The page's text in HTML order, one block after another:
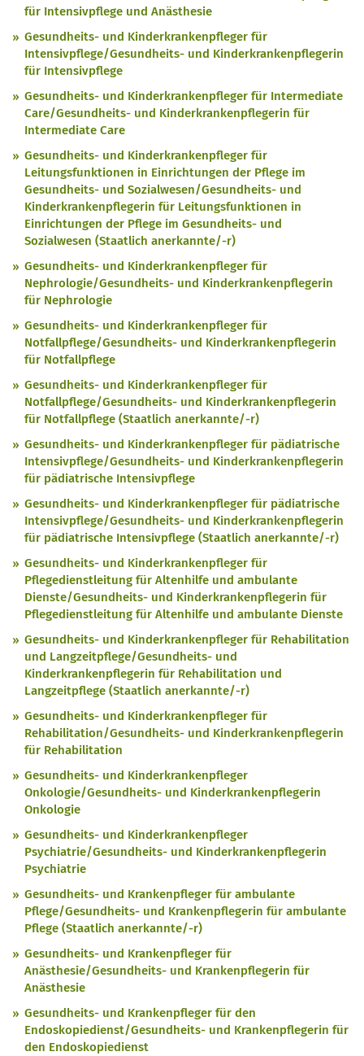
für Intensivpflege und Anästhesie
Gesundheits- und Kinderkrankenpfleger für
Intensivpflege/Gesundheits- und Kinderkrankenpflegerin
für Intensivpflege
Gesundheits- und Kinderkrankenpfleger für Intermediate
Care/Gesundheits- und Kinderkrankenpflegerin für
Intermediate Care
Gesundheits- und Kinderkrankenpfleger für
Leitungsfunktionen in Einrichtungen der Pflege im
Gesundheits- und Sozialwesen/Gesundheits- und
Kinderkrankenpflegerin für Leitungsfunktionen in
Einrichtungen der Pflege im Gesundheits- und
Sozialwesen (Staatlich anerkannte/-r)
Gesundheits- und Kinderkrankenpfleger für
Nephrologie/Gesundheits- und Kinderkrankenpflegerin
für Nephrologie
Gesundheits- und Kinderkrankenpfleger für
Notfallpflege/Gesundheits- und Kinderkrankenpflegerin
für Notfallpflege
Gesundheits- und Kinderkrankenpfleger für
Notfallpflege/Gesundheits- und Kinderkrankenpflegerin
für Notfallpflege (Staatlich anerkannte/-r)
Gesundheits- und Kinderkrankenpfleger für pädiatrische
Intensivpflege/Gesundheits- und Kinderkrankenpflegerin
für pädiatrische Intensivpflege
Gesundheits- und Kinderkrankenpfleger für pädiatrische
Intensivpflege/Gesundheits- und Kinderkrankenpflegerin
für pädiatrische Intensivpflege (Staatlich anerkannte/-r)
Gesundheits- und Kinderkrankenpfleger für
Pflegedienstleitung für Altenhilfe und ambulante
Dienste/Gesundheits- und Kinderkrankenpflegerin für
Pflegedienstleitung für Altenhilfe und ambulante Dienste
Gesundheits- und Kinderkrankenpfleger für Rehabilitation
und Langzeitpflege/Gesundheits- und
Kinderkrankenpflegerin für Rehabilitation und
Langzeitpflege (Staatlich anerkannte/-r)
Gesundheits- und Kinderkrankenpfleger für
Rehabilitation/Gesundheits- und Kinderkrankenpflegerin
für Rehabilitation
Gesundheits- und Kinderkrankenpfleger
Onkologie/Gesundheits- und Kinderkrankenpflegerin
Onkologie
Gesundheits- und Kinderkrankenpfleger
Psychiatrie/Gesundheits- und Kinderkrankenpflegerin
Psychiatrie
Gesundheits- und Krankenpfleger für ambulante
Pflege/Gesundheits- und Krankenpflegerin für ambulante
Pflege (Staatlich anerkannte/-r)
Gesundheits- und Krankenpfleger für
Anästhesie/Gesundheits- und Krankenpflegerin für
Anästhesie
Gesundheits- und Krankenpfleger für den
Endoskopiedienst/Gesundheits- und Krankenpflegerin für
den Endoskopiedienst